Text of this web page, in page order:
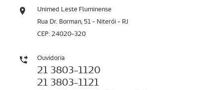
Unimed Leste Fluminense
Rua Dr. Borman, 51 - Niterói - RJ
CEP: 24020-320
Ouvidoria
21 3803-1120
21 3803-1121